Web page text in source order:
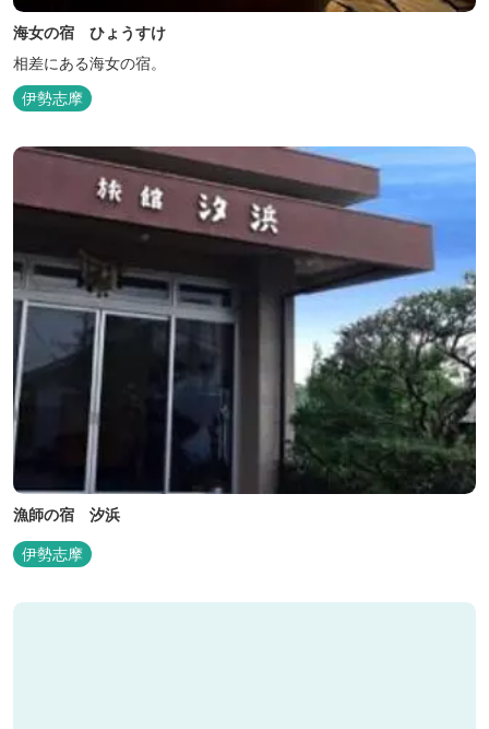
海女の宿 ひょうすけ
相差にある海女の宿。
伊勢志摩
漁師の宿 汐浜
伊勢志摩